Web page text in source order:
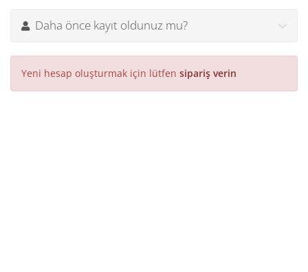
Daha önce kayıt oldunuz mu?
Yeni hesap oluşturmak için lütfen sipariş verin